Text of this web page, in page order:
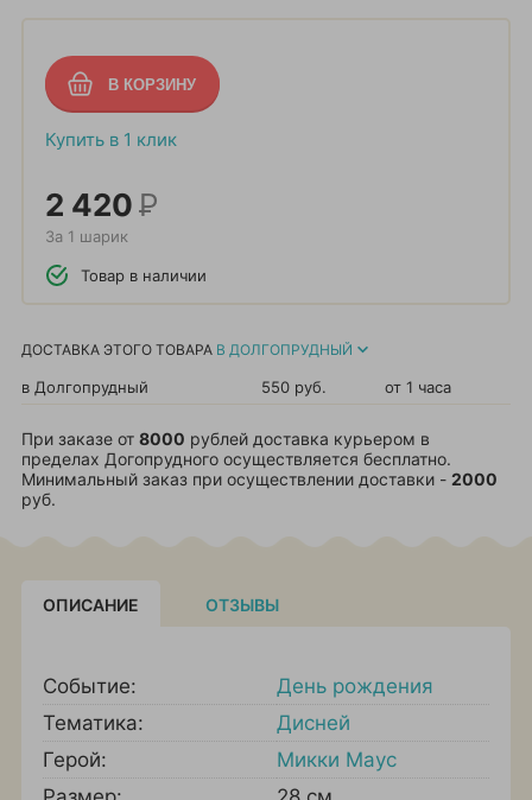
Купить в 1 клик
2 420Р
За 1 шарик
Товар в наличии
ДОСТАВКА ЭТОГО ТОВАРА В ДОЛГОПРУДНЫЙ
в Долгопрудный 550 руб. от 1 часа
При заказе от 8000 рублей доставка курьером в
пределах Догопрудного осуществляется бесплатно.
Минимальный заказ при осуществлении доставки - 2000
руб.
ОПИСАНИЕ ОТЗЫВЫ
Событие:
День рождения
Тематика:
Дисней
Герой:
Микки Маус